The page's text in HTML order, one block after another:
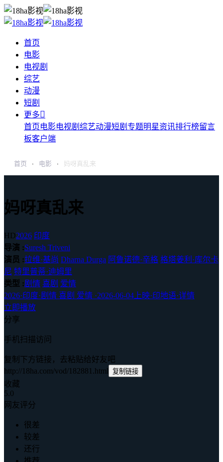
首页
电影
电视剧
综艺
动漫
短剧
更多
首页电影电视剧 综艺动漫短剧 专题明星资讯排行榜留言
板客户端
首页 › 电影 › 妈呀真乱来
妈呀真乱来
HD2026 印度
导演 :Suresh Triveni
演员 :拉维·基尚 Dharna Durga 阿鲁诺德·辛格 格塔姜利·库尔卡
尼 特里普蒂·迪姆里
类型 :剧情 喜剧 爱情
2026·印度·剧情 喜剧 爱情 ·2026-06-04上映·印地语·详情
立即播放
分享
手机扫描访问
复制下方链接，去粘贴给好友吧
http://18ha.com/vod/182881.html 复制链接
收藏
5.0
网友评分
很差
较差
还行